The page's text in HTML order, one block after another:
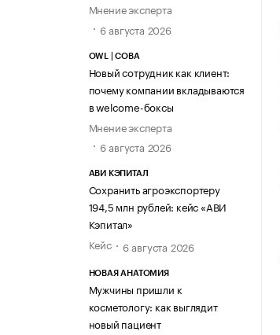
Мнение эксперта
6 августа 2026
OWL | СОВА
Новый сотрудник как клиент:
почему компании вкладываются
в welcome-боксы
Мнение эксперта
6 августа 2026
АВИ КЭПИТАЛ
Сохранить агроэкспортеру
194,5 млн рублей: кейс «АВИ
Кэпитал»
Кейс
6 августа 2026
НОВАЯ АНАТОМИЯ
Мужчины пришли к
косметологу: как выглядит
новый пациент